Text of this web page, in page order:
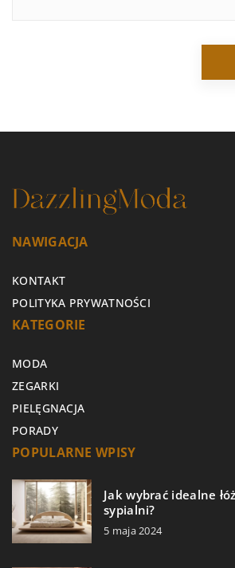
NAWIGACJA
KONTAKT
POLITYKA PRYWATNOŚCI
KATEGORIE
MODA
ZEGARKI
PIELĘGNACJA
PORADY
POPULARNE WPISY
Jak wybrać idealne
sypialni?
5 maja 2024